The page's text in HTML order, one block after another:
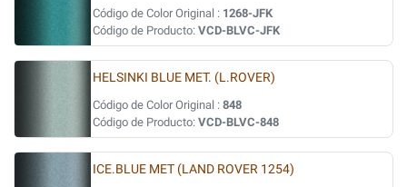
Código de Color Original : 1268-JFK
Código de Producto: VCD-BLVC-JFK
HELSINKI BLUE MET. (L.ROVER)
Código de Color Original : 848
Código de Producto: VCD-BLVC-848
ICE.BLUE MET (LAND ROVER 1254)